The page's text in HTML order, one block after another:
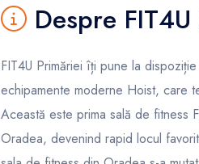
Despre
FIT4U Primăriei îți pune la
echipamente moderne Hoist, care
Această este prima sală de fitness
Oradea, devenind rapid locul